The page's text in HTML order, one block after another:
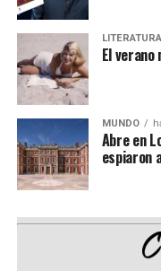
En esta casona de
Tejada Gómezy
sus paredes, el arte y
y con estas raíces de
produciendo arte y
Programación
Concierto
Normal Nro. 8
LITERATURA
El
MUNDO
Abre en
espiaron